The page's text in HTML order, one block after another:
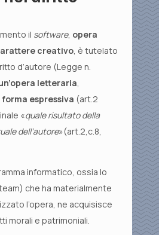
il software, opera
creativo, è tutelato
d’autore (Legge n.
letteraria,
espressiva (art.2
«quale risultato della
dell’autore»(art.2,c.8,
informatico, ossia lo
che ha materialmente
l’opera, ne acquisisce
morali e patrimoniali.